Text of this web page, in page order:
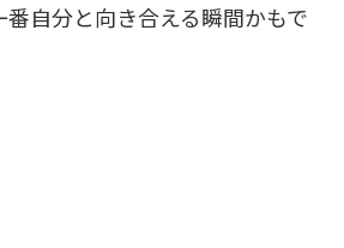
自分と向き合える瞬間かもで